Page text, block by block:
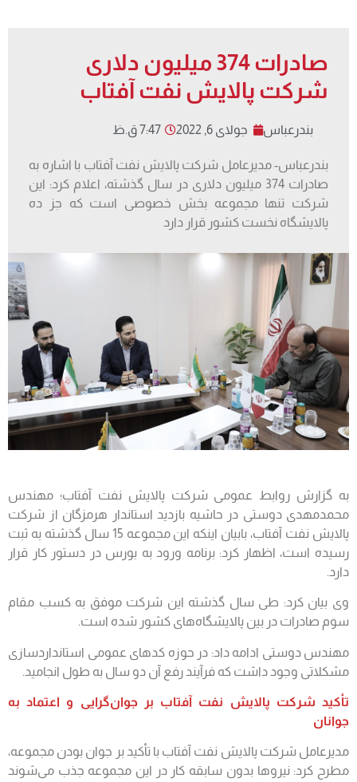
صادرات 374 میلیون دلاری
شرکت پالایش نفت آفتاب
بندرعباس جولای 6, 2022 7:47 ق.ظ
بندرعباس- مدیرعامل شرکت پالایش نفت آفتاب با اشاره به
صادرات 374 میلیون دلاری در سال گذشته، اعلام کرد: این
شرکت تنها مجموعه بخش خصوصی است که جز ده
پالایشگاه نخست کشور قرار دارد
به گزارش روابط عمومی شرکت پالایش نفت آفتاب؛ مهندس
محمدمهدی دوستی در حاشیه بازدید استاندار هرمزگان از شرکت
پالایش نفت آفتاب، بابیان اینکه این مجموعه 15 سال گذشته به ثبت
رسیده است، اظهار کرد: برنامه ورود به بورس در دستور کار قرار
دارد.
وی بیان کرد: طی سال گذشته این شرکت موفق به کسب مقام
سوم صادرات در بین پالایشگاه‌های کشور شده است.
مهندس دوستی ادامه داد: در حوزه کدهای عمومی استانداردسازی
مشکلاتی وجود داشت که فرآیند رفع آن دو سال به طول انجامید.
تأکید شرکت پالایش نفت آفتاب بر جوان‌گرایی و اعتماد به
جوانان
مدیرعامل شرکت پالایش نفت آفتاب با تأکید بر جوان بودن مجموعه،
مطرح کرد: نیروها بدون سابقه کار در این مجموعه جذب می‌شوند